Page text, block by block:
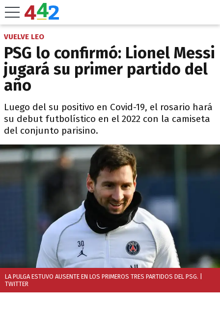
VUELVE LEO
PSG lo confirmó: Lionel Messi
jugará su primer partido del
año
Luego del su positivo en Covid-19, el rosario hará
su debut futbolístico en el 2022 con la camiseta
del conjunto parisino.
LA PULGA ESTUVO AUSENTE EN LOS PRIMEROS TRES PARTIDOS DEL PSG.
TWITTER